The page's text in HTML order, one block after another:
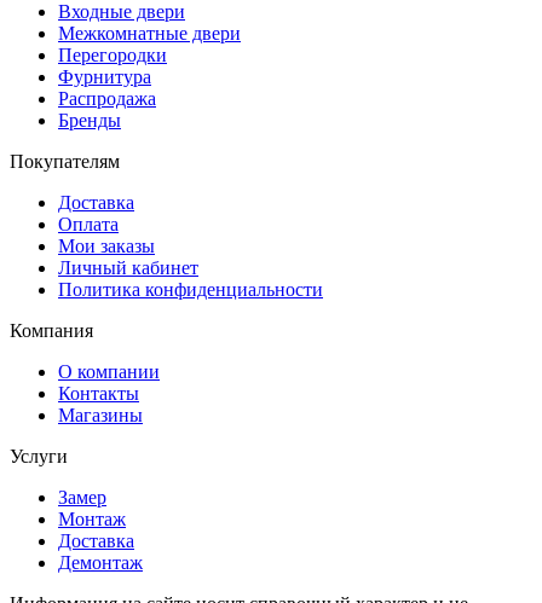
Входные двери
Межкомнатные двери
Перегородки
Фурнитура
Распродажа
Бренды
Покупателям
Доставка
Оплата
Мои заказы
Личный кабинет
Политика конфиденциальности
Компания
О компании
Контакты
Магазины
Услуги
Замер
Монтаж
Доставка
Демонтаж